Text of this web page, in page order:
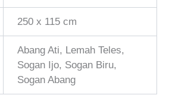
250 x 115 cm
Abang Ati, Lemah Teles,
Sogan Ijo, Sogan Biru,
Sogan Abang